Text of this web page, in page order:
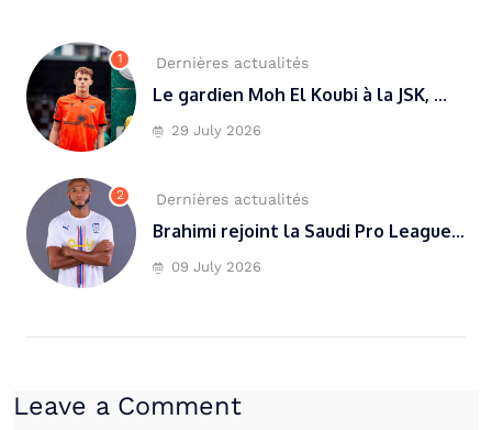
1 Dernières actualités
Le gardien Moh El Koubi à la JSK, ...
29 July 2026
2 Dernières actualités
Brahimi rejoint la Saudi Pro League...
09 July 2026
Leave a Comment